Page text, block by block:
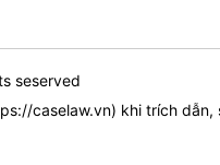
seserved
caselaw.vn) khi trích dẫn,